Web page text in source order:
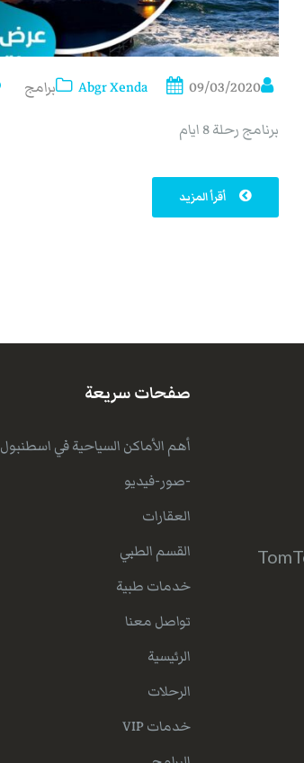
Abgr Xenda 09/03/2020 برامج
برنامج رحلة 8 ايام
أقرأ المزيد
صفحات سريعة
أهم الأماكن السياحية في اسطنبول
-صور-فيديو
العقارات
القسم الطبي
خدمات طبية
تواصل معنا
الرئيسية
الرحلات
خدمات VIP